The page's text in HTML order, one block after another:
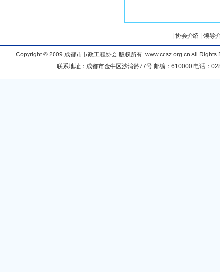
协会介绍 领导
Copyright © 2009 成都市市政工程协会 版权所有. www.cdsz.org.cn All
联系地址：成都市金牛区沙湾路77号 邮编：610000 电话：